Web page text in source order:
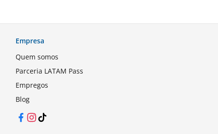
Empresa
Quem somos
Parceria LATAM Pass
Empregos
Blog
Facebook
Instagram
TikTok